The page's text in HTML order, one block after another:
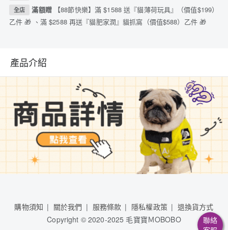
全店 滿額贈
【88節快樂】滿 $1588 送『貓薄荷玩具』（價值$199）
乙件 🎁 、滿 $2588 再送『貓肥家潤』貓抓窩（價值$588）乙件 🎁
產品介紹
購物須知 關於我們 服務條款 隱私權政策
退換貨方式
Copyright © 2020-2025 毛寶寶ＭOBOBO
聯絡